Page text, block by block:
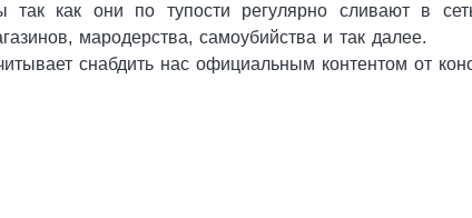
так как они по тупости регулярно сливают в
мародерства, самоубийства и так далее.
снабдить нас официальным контентом от